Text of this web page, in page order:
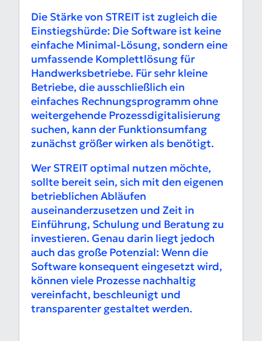
Die Stärke von STREIT ist zugleich die
Einstiegshürde: Die Software ist keine
einfache Minimal-Lösung, sondern eine
umfassende Komplettlösung für
Handwerksbetriebe. Für sehr kleine
Betriebe, die ausschließlich ein
einfaches Rechnungsprogramm ohne
weitergehende Prozessdigitalisierung
suchen, kann der Funktionsumfang
zunächst größer wirken als benötigt.
Wer STREIT optimal nutzen möchte,
sollte bereit sein, sich mit den eigenen
betrieblichen Abläufen
auseinanderzusetzen und Zeit in
Einführung, Schulung und Beratung zu
investieren. Genau darin liegt jedoch
auch das große Potenzial: Wenn die
Software konsequent eingesetzt wird,
können viele Prozesse nachhaltig
vereinfacht, beschleunigt und
transparenter gestaltet werden.